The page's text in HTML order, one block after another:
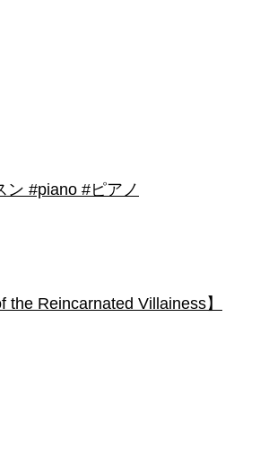
#piano #ピアノ
Reincarnated Villainess】